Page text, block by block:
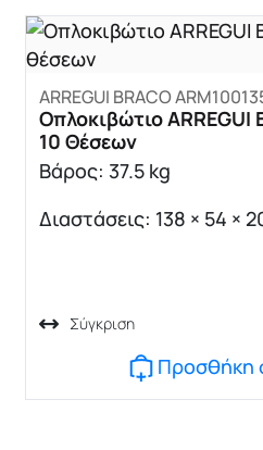
ARREGUI BRACO
Οπλοκιβώτιο ARREGUI
10 Θέσεων
Βάρος: 37.5 kg
Διαστάσεις: 138 × 54 ×
Σύγκριση
Προσθήκη